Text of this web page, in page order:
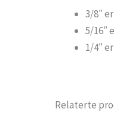
3/8″
5/16″
1/4″
Relaterte